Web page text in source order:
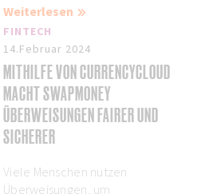
Weiterlesen
FINTECH
14.Februar 2024
MITHILFE VON CURRENCYCLOUD
MACHT SWAPMONEY
ÜBERWEISUNGEN FAIRER UND
SICHERER
Viele Menschen nutzen
Überweisungen, um